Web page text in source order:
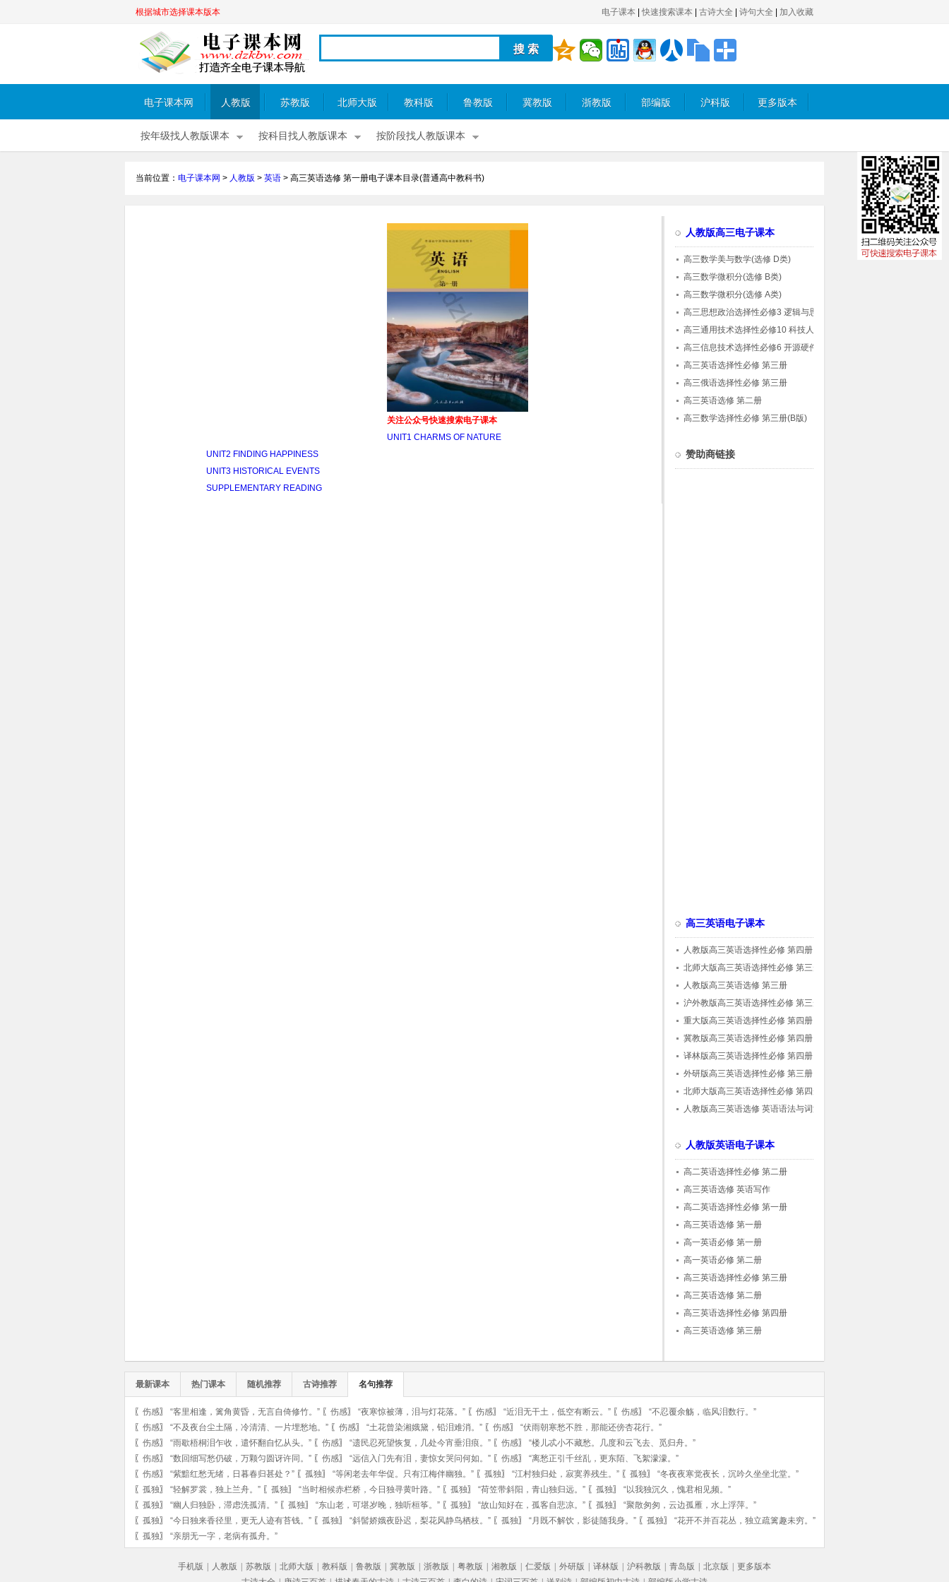
根据城市选择课本版本 电子课本 快速搜索课本 古诗大全 诗句大全 加入收藏
电子课本网 人教版 苏教版 北师大版 教科版 鲁教版 冀教版 浙教版 部编版 沪科版 更多版本
按年级找人教版课本 按科目找人教版课本 按阶段找人教版课本
当前位置： 电子课本网 > 人教版 > 英语 > 高三英语选修 第一册电子课本目录(普通高中教科书)
关注公众号快速搜索电子课本
UNIT1 CHARMS OF NATURE
UNIT2 FINDING HAPPINESS
UNIT3 HISTORICAL EVENTS
SUPPLEMENTARY READING
人教版高三电子课本
高三数学美与数学(选修 D类)
高三数学微积分(选修 B类)
高三数学微积分(选修 A类)
高三思想政治选择性必修3 逻辑与思维(部编
版)
高三通用技术选择性必修10 科技人文融合创
新专题
高三信息技术选择性必修6 开源硬件项目设计
(人教中图版)
高三英语选择性必修 第三册
高三俄语选择性必修 第三册
高三英语选修 第二册
高三数学选择性必修 第三册(B版)
赞助商链接
高三英语电子课本
人教版高三英语选择性必修 第四册
北师大版高三英语选择性必修 第三册
人教版高三英语选修 第三册
沪外教版高三英语选择性必修 第三册
重大版高三英语选择性必修 第四册
冀教版高三英语选择性必修 第四册
译林版高三英语选择性必修 第四册
外研版高三英语选择性必修 第三册
北师大版高三英语选择性必修 第四册
人教版高三英语选修 英语语法与词汇
人教版英语电子课本
高二英语选择性必修 第二册
高三英语选修 英语写作
高二英语选择性必修 第一册
高三英语选修 第一册
高一英语必修 第一册
高一英语必修 第二册
高三英语选择性必修 第三册
高三英语选修 第二册
高三英语选择性必修 第四册
高三英语选修 第三册
最新课本 热门课本 随机推荐 古诗推荐 名句推荐
〖 伤感〗 “客里相逢，篱角黄昏，无言自倚修竹。” 〖 伤感〗 “夜寒惊被薄，泪与灯花落。” 〖 伤感〗 “近泪无干土，低空有断云。” 〖 伤感〗 “不忍覆余觞，临风泪数行。”
〖 伤感〗 “不及夜台尘土隔，冷清清、一片埋愁地。” 〖 伤感〗 “土花曾染湘娥黛，铅泪难消。” 〖 伤感〗 “伏雨朝寒愁不胜，那能还傍杏花行。”
〖 伤感〗 “雨歇梧桐泪乍收，遣怀翻自忆从头。” 〖 伤感〗 “遗民忍死望恢复，几处今宵垂泪痕。” 〖 伤感〗 “楼儿忒小不藏愁。几度和云飞去、觅归舟。”
〖 伤感〗 “数回细写愁仍破，万颗匀圆讶许同。” 〖 伤感〗 “远信入门先有泪，妻惊女哭问何如。” 〖 伤感〗 “离愁正引千丝乱，更东陌、飞絮濛濛。”
〖 伤感〗 “紫黯红愁无绪，日暮春归甚处？” 〖 孤独〗 “等闲老去年华促。只有江梅伴幽独。” 〖 孤独〗 “江村独归处，寂寞养残生。” 〖 孤独〗 “冬夜夜寒觉夜长，沉吟久坐坐北堂。”
〖 孤独〗 “轻解罗裳，独上兰舟。” 〖 孤独〗 “当时相候赤栏桥，今日独寻黄叶路。” 〖 孤独〗 “荷笠带斜阳，青山独归远。” 〖 孤独〗 “以我独沉久，愧君相见频。”
〖 孤独〗 “幽人归独卧，滞虑洗孤清。” 〖 孤独〗 “东山老，可堪岁晚，独听桓筝。” 〖 孤独〗 “故山知好在，孤客自悲凉。” 〖 孤独〗 “聚散匆匆，云边孤雁，水上浮萍。”
〖 孤独〗 “今日独来香径里，更无人迹有苔钱。” 〖 孤独〗 “斜髻娇娥夜卧迟，梨花风静鸟栖枝。” 〖 孤独〗 “月既不解饮，影徒随我身。” 〖 孤独〗 “花开不并百花丛，独立疏篱趣未穷。”
〖 孤独〗 “亲朋无一字，老病有孤舟。”
手机版 人教版 苏教版 北师大版 教科版 鲁教版 冀教版 浙教版 粤教版 湘教版 仁爱版 外研版 译林版 沪科教版 青岛版 北京版
更多版本